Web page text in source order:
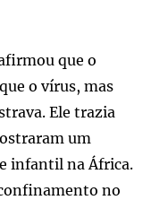
que o
o vírus, mas
Ele trazia
um
infantil na África.
no